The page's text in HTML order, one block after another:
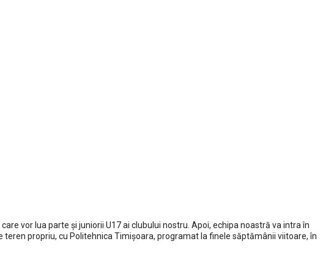
vor lua parte și juniorii U17 ai clubului nostru. Apoi, echipa noastră va intra în
teren propriu, cu Politehnica Timișoara, programat la finele săptămânii viitoare, în
Social media Contact